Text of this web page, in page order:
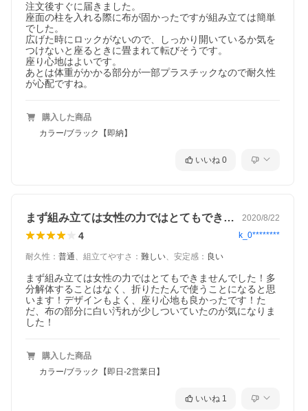
注文後すぐに届きました。
座面の柱を入れる際に布が固かったですが組み立ては簡単
でした。
広げた時にロックがないので、しっかり開いているか気を
つけないと座るときに畳まれて転びそうです。
座り心地はよいです。
あとは体重がかかる部分が一部プラスチックなので耐久性
が心配ですね。
購入した商品
カラー/ブラック【即納】
いいね 0
まず組み立ては女性の力ではとてもできま… 2020/8/22
4 k_0********
耐久性 ： 普通、 組立てやすさ ： 難しい、 安定感 ： 良い
まず組み立ては女性の力ではとてもできませんでした！多
分解体することはなく、折りたたんで使うことになると思
います！デザインもよく、座り心地も良かったです！た
だ、布の部分に白い汚れが少しついていたのが気になりま
した！
購入した商品
カラー/ブラック【即日-2営業日】
いいね 1